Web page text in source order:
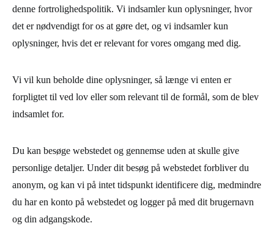
denne fortrolighedspolitik. Vi indsamler kun oplysninger, hvor
det er nødvendigt for os at gøre det, og vi indsamler kun
oplysninger, hvis det er relevant for vores omgang med dig.
Vi vil kun beholde dine oplysninger, så længe vi enten er
forpligtet til ved lov eller som relevant til de formål, som de blev
indsamlet for.
Du kan besøge webstedet og gennemse uden at skulle give
personlige detaljer. Under dit besøg på webstedet forbliver du
anonym, og kan vi på intet tidspunkt identificere dig, medmindre
du har en konto på webstedet og logger på med dit brugernavn
og din adgangskode.